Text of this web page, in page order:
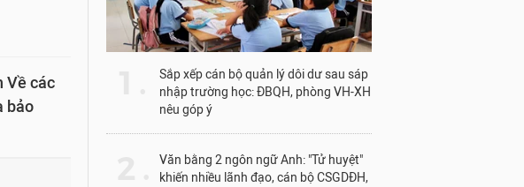
Về các
bảo
Sắp xếp cán bộ quản lý dôi dư sau sáp
nhập trường học: ĐBQH, phòng VH-XH
nêu góp ý
Văn bằng 2 ngôn ngữ Anh: "Tử huyệt"
khiến nhiều lãnh đạo, cán bộ CSGDĐH,